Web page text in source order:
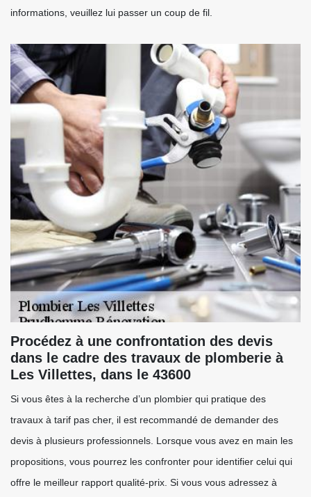
informations, veuillez lui passer un coup de fil.
Procédez à une confrontation des devis
dans le cadre des travaux de plomberie à
Les Villettes, dans le 43600
Si vous êtes à la recherche d’un plombier qui pratique des
travaux à tarif pas cher, il est recommandé de demander des
devis à plusieurs professionnels. Lorsque vous avez en main les
propositions, vous pourrez les confronter pour identifier celui qui
offre le meilleur rapport qualité-prix. Si vous vous adressez à